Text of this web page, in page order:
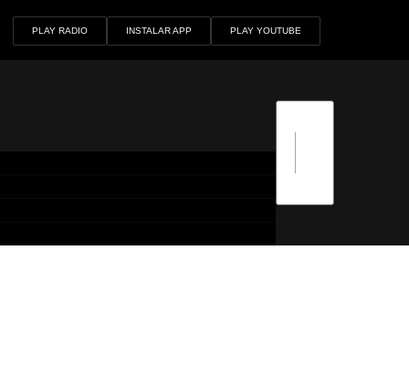
PLAY RADIO INSTALAR APP PLAY YOUTUBE